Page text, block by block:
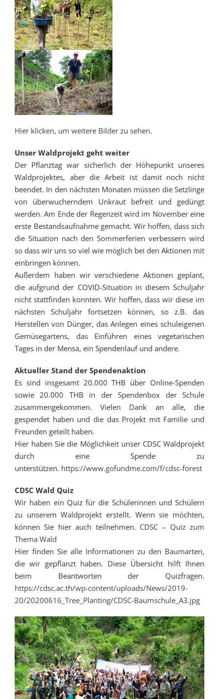
Hier klicken, um weitere Bilder zu sehen.
Unser Waldprojekt geht weiter
Der Pflanztag war sicherlich der Höhepunkt unseres
Waldprojektes, aber die Arbeit ist damit noch nicht
beendet. In den nächsten Monaten müssen die Setzlinge
von überwucherndem Unkraut befreit und gedüngt
werden. Am Ende der Regenzeit wird im November eine
erste Bestandsaufnahme gemacht. Wir hoffen, dass sich
die Situation nach den Sommerferien verbessern wird
so dass wir uns so viel wie möglich bei den Aktionen mit
einbringen können.
Außerdem haben wir verschiedene Aktionen geplant,
die aufgrund der COVID-Situation in diesem Schuljahr
nicht stattfinden konnten. Wir hoffen, dass wir diese im
nächsten Schuljahr fortsetzen können, so z.B. das
Herstellen von Dünger, das Anlegen eines schuleigenen
Gemüsegartens, das Einführen eines vegetarischen
Tages in der Mensa, ein Spendenlauf und andere.
Aktueller Stand der Spendenaktion
Es sind insgesamt 20.000 THB über Online-Spenden
sowie 20.000 THB in der Spendenbox der Schule
zusammengekommen. Vielen Dank an alle, die
gespendet haben und die das Projekt mit Familie und
Freunden geteilt haben.
Hier haben Sie die Möglichkeit unser CDSC Waldprojekt
durch eine Spende zu
unterstützen. https://www.gofundme.com/f/cdsc-forest
CDSC Wald Quiz
Wir haben ein Quiz für die Schülerinnen und Schülern
zu unserem Waldprojekt erstellt. Wenn sie möchten,
können Sie hier auch teilnehmen. CDSC – Quiz zum
Thema Wald
Hier finden Sie alle Informationen zu den Baumarten,
die wir gepflanzt haben. Diese Übersicht hilft Ihnen
beim Beantworten der Quizfragen.
https://cdsc.ac.th/wp-content/uploads/News/2019-
20/20200616_Tree_Planting/CDSC-Baumschule_A3.jpg